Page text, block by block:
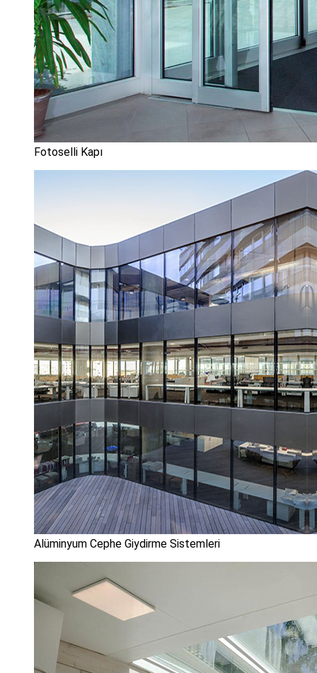
Fotoselli Kapı
Alüminyum Cephe Giydirme Sistemleri